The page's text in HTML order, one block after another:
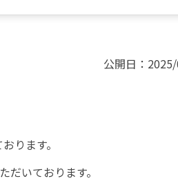
公開日：
ります。
いております。